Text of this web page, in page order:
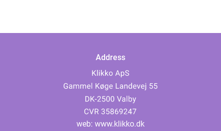
Address
web: www.klikko.dk